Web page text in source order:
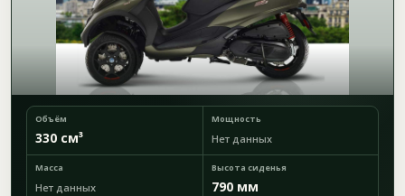
Объём
330 см³
Мощность
Нет данных
Масса
Нет данных
Высота сиденья
790 мм